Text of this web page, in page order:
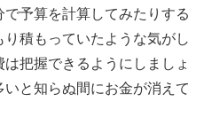
予算を計算してみたりする
積もっていたような気がし
把握できるようにしましょ
と知らぬ間にお金が消えて